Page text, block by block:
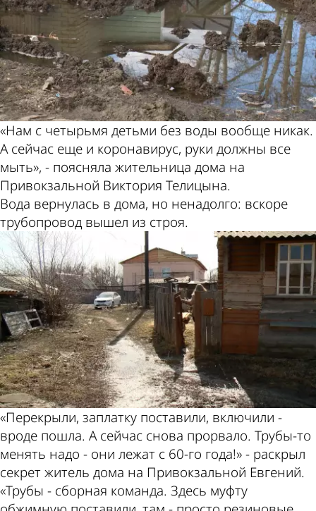
«Нам с четырьмя детьми без воды вообще никак.
А сейчас еще и коронавирус, руки должны все
мыть», - поясняла жительница дома на
Привокзальной Виктория Телицына.
Вода вернулась в дома, но ненадолго: вскоре
трубопровод вышел из строя.
«Перекрыли, заплатку поставили, включили -
вроде пошла. А сейчас снова прорвало. Трубы-то
менять надо - они лежат с 60-го года!» - раскрыл
секрет житель дома на Привокзальной Евгений.
«Трубы - сборная команда. Здесь муфту